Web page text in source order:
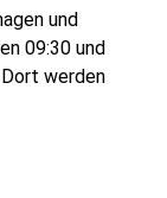
und
09:30 und
werden